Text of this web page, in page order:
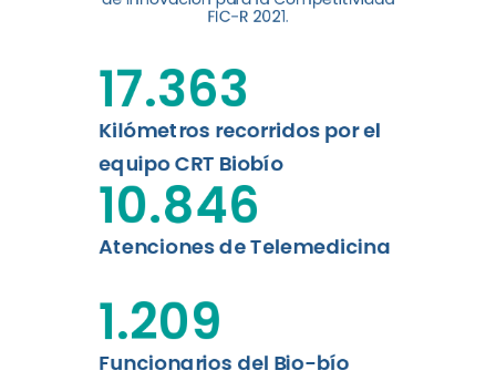
Leer más
FIC-R 2021.
Kilómetros recorridos por el
equipo CRT Biobío
17.363
Atenciones de Telemedicina
10.846
Funcionarios del Bio-bío
1.209